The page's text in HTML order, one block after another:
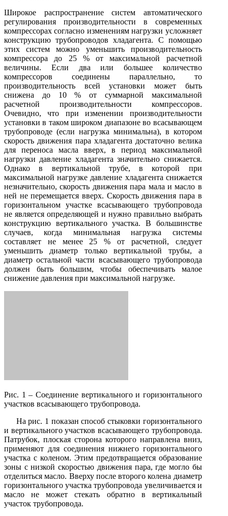
Широкое распространение систем автоматического
регулирования производительности в современных
компрессорах согласно изменениям нагрузки усложняет
конструкцию трубопроводов хладагента. С помощью
этих систем можно уменьшить производительность
компрессора до 25 % от максимальной расчетной
величины. Если два или большее количество
компрессоров соединены параллельно, то
производительность всей установки может быть
снижена до 10 % от суммарной максимальной
расчетной производительности компрессоров.
Очевидно, что при изменении производительности
установки в таком широком диапазоне во всасывающем
трубопроводе (если нагрузка минимальна), в котором
скорость движения пара хладагента достаточно велика
для переноса масла вверх, в период максимальной
нагрузки давление хладагента значительно снижается.
Однако в вертикальной трубе, в которой при
максимальной нагрузке давление хладагента снижается
незначительно, скорость движения пара мала и масло в
ней не перемещается вверх. Скорость движения пара в
горизонтальном участке всасывающего трубопровода
не является определяющей и нужно правильно выбрать
конструкцию вертикального участка. В большинстве
случаев, когда минимальная нагрузка системы
составляет не менее 25 % от расчетной, следует
уменьшить диаметр только вертикальной трубы, а
диаметр остальной части всасывающего трубопровода
должен быть большим, чтобы обеспечивать малое
снижение давления при максимальной нагрузке.
Рис. 1 – Соединение вертикального и горизонтального
участков всасывающего трубопровода.
На рис. 1 показан способ стыковки горизонтального
и вертикального участков всасывающего трубопровода.
Патрубок, плоская сторона которого направлена вниз,
применяют для соединения нижнего горизонтального
участка с коленом. Этим предотвращается образование
зоны с низкой скоростью движения пара, где могло бы
отделиться масло. Вверху после второго колена диаметр
горизонтального участка трубопровода увеличивается и
масло не может стекать обратно в вертикальный
участок трубопровода.